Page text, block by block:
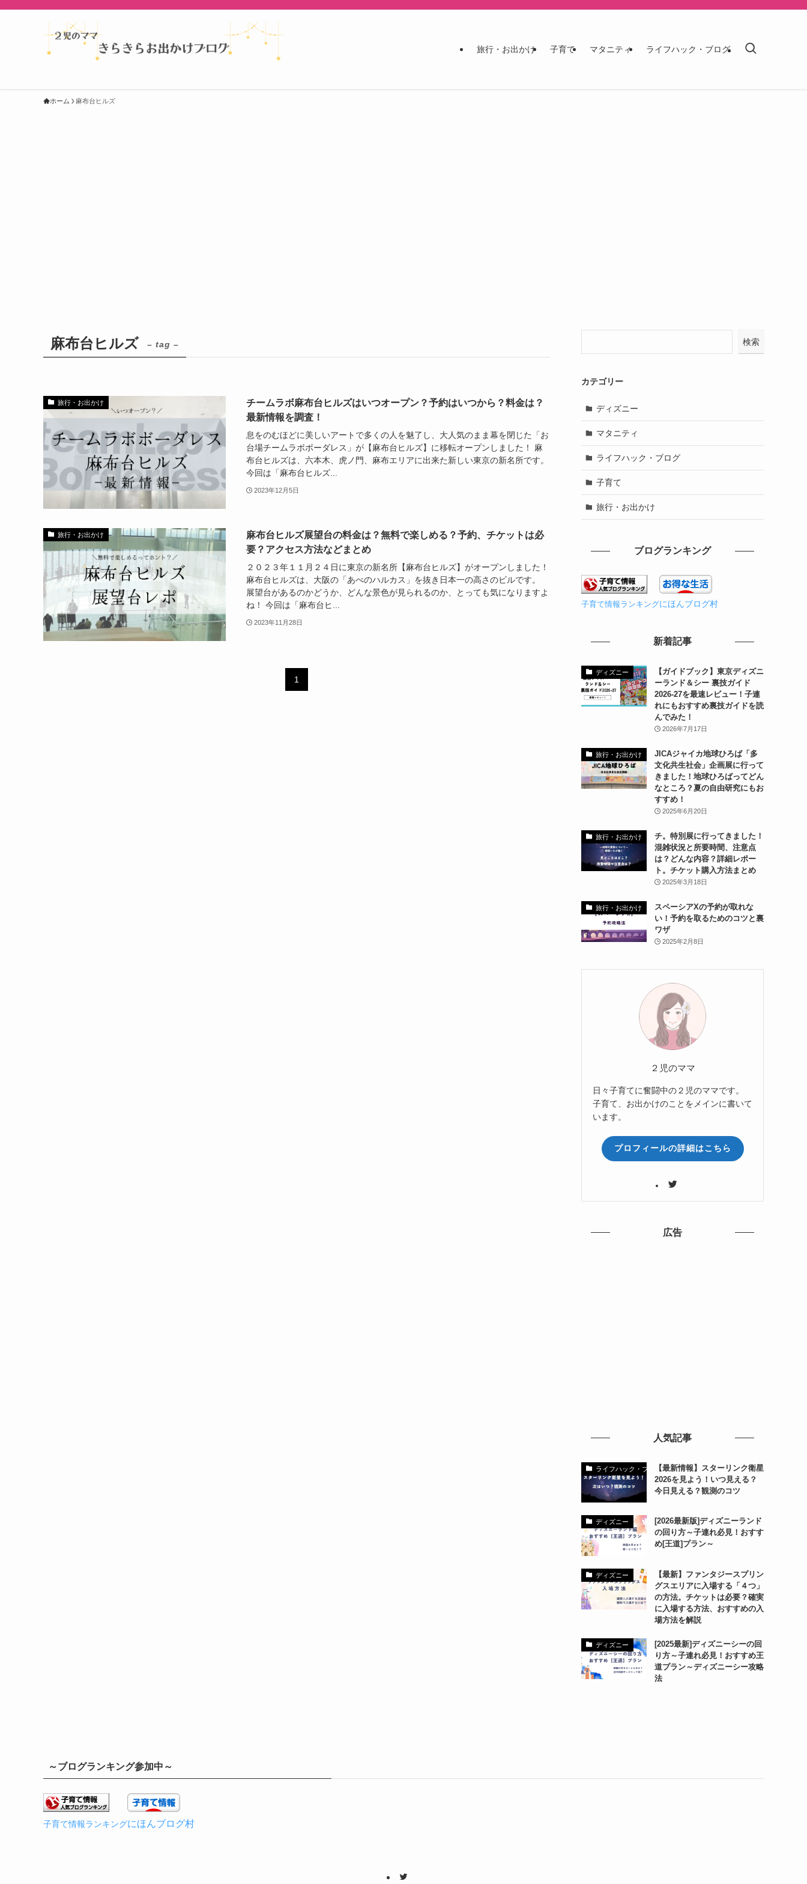
旅行・お出かけ 子育て マタニティ ライフハック・ブログ
ホーム 麻布台ヒルズ
麻布台ヒルズ – tag –
旅行・お出かけ
チームラボ麻布台ヒルズはいつオープン？予約はいつから？料金は？
最新情報を調査！
息をのむほどに美しいアートで多くの人を魅了し、大人気のまま幕を閉じた「お
台場チームラボボーダレス」が【麻布台ヒルズ】に移転オープンしました！ 麻
布台ヒルズは、六本木、虎ノ門、麻布エリアに出来た新しい東京の新名所です。
今回は「麻布台ヒルズ...
2023年12月5日
旅行・お出かけ
麻布台ヒルズ展望台の料金は？無料で楽しめる？予約、チケットは必
要？アクセス方法などまとめ
２０２３年１１月２４日に東京の新名所【麻布台ヒルズ】がオープンしました！
麻布台ヒルズは、大阪の「あべのハルカス」を抜き日本一の高さのビルです。
展望台があるのかどうか、どんな景色が見られるのか、とっても気になりますよ
ね！ 今回は「麻布台ヒ...
2023年11月28日
1
検索
カテゴリー
ディズニー
マタニティ
ライフハック・ブログ
子育て
旅行・お出かけ
ブログランキング
子育て情報ランキングにほんブログ村
新着記事
ディズニー
【ガイドブック】東京ディズニ
ーランド＆シー 裏技ガイド
2026-27を最速レビュー！子連
れにもおすすめ裏技ガイドを読
んでみた！
2026年7月17日
旅行・お出かけ
JICAジャイカ地球ひろば「多
文化共生社会」企画展に行って
きました！地球ひろばってどん
なところ？夏の自由研究にもお
すすめ！
2025年6月20日
旅行・お出かけ
チ。特別展に行ってきました！
混雑状況と所要時間、注意点
は？どんな内容？詳細レポー
ト。チケット購入方法まとめ
2025年3月18日
旅行・お出かけ
スペーシアXの予約が取れな
い！予約を取るためのコツと裏
ワザ
2025年2月8日
２児のママ
日々子育てに奮闘中の２児のママです。
子育て、お出かけのことをメインに書いて
います。
プロフィールの詳細はこちら
広告
人気記事
ライフハック・ブログ【最新情報】スターリンク衛星
2026を見よう！いつ見える？
今日見える？観測のコツ
ディズニー
[2026最新版]ディズニーランド
の回り方～子連れ必見！おすす
め[王道]プラン～
ディズニー
【最新】ファンタジースプリン
グスエリアに入場する「４つ」
の方法。チケットは必要？確実
に入場する方法、おすすめの入
場方法を解説
ディズニー
[2025最新]ディズニーシーの回
り方～子連れ必見！おすすめ王
道プラン～ディズニーシー攻略
法
～ブログランキング参加中～
子育て情報ランキングにほんブログ村